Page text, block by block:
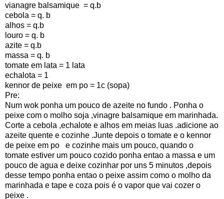
vianagre balsamique = q.b
cebola = q. b
alhos = q.b
louro = q. b
azite = q.b
massa = q. b
tomate em lata = 1 lata
echalota = 1
kennor de peixe em po = 1c (sopa)
Pre:
Num wok ponha um pouco de azeite no fundo . Ponha o
peixe com o molho soja ,vinagre balsamique em marinhada.
Corte a cebola ,echalote e alhos em meias luas .adicione ao
azeite quente e cozinhe .Junte depois o tomate e o kennor
de peixe em po e cozinhe mais um pouco, quando o
tomate estiver um pouco cozido ponha entao a massa e um
pouco de agua e deixe cozinhar por uns 5 minutos ,depois
desse tempo ponha entao o peixe assim como o molho da
marinhada e tape e coza pois é o vapor que vai cozer o
peixe .